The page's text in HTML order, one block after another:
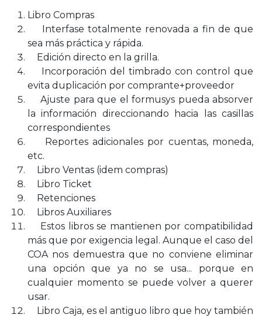
Libro Compras
Interfase totalmente renovada a fin de que
sea más práctica y rápida.
Edición directo en la grilla.
Incorporación del timbrado con control que
evita duplicación por comprante+proveedor
Ajuste para que el formusys pueda absorver
la información direccionando hacia las casillas
correspondientes
Reportes adicionales por cuentas, moneda,
etc.
Libro Ventas (idem compras)
Libro Ticket
Retenciones
Libros Auxiliares
Estos libros se mantienen por compatibilidad
más que por exigencia legal. Aunque el caso del
COA nos demuestra que no conviene eliminar
una opción que ya no se usa... porque en
cualquier momento se puede volver a querer
usar.
Libro Caja, es el antiguo libro que hoy también